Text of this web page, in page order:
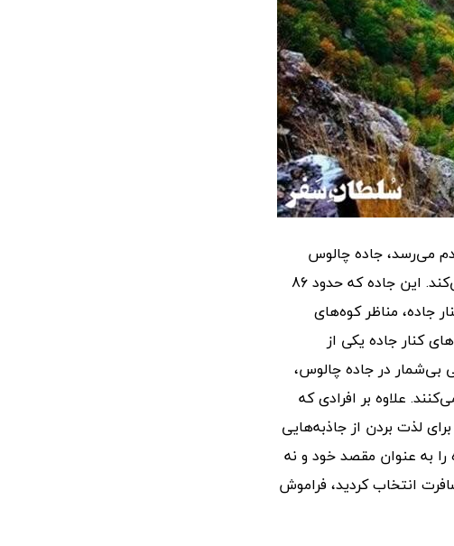
می‌رسد، جاده چالوس
است. جاده‌ی چالوس به طول 163 کیلومتر، شهر کرج و چالوس را به هم متصل می‌کند. این جاده که حدود 86
جاده، مناظر کوه‌های
کنار جاده یکی از
بی‌شمار در جاده چالوس،
علاوه بر افرادی که
برای لذت بردن از جاذبه‌هایی
را به عنوان مقصد خود و نه
انتخاب کردید، فراموش